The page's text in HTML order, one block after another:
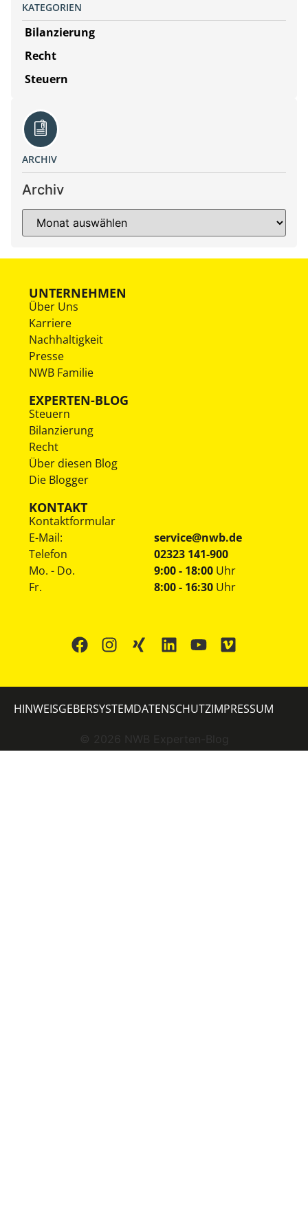
KATEGORIEN
Bilanzierung
Recht
Steuern
ARCHIV
Archiv
UNTERNEHMEN
Über Uns
Karriere
Nachhaltigkeit
Presse
NWB Familie
EXPERTEN-BLOG
Steuern
Bilanzierung
Recht
Über diesen Blog
Die Blogger
KONTAKT
Kontaktformular
E-Mail:
service@nwb.de
Telefon
02323 141-900
Mo. - Do.
Fr.
9:00 - 18:00 Uhr
8:00 - 16:30 Uhr
© 2026 NWB Experten-Blog
HINWEISGEBERSYSTEMDATENSCHUTZIMPRESSUM